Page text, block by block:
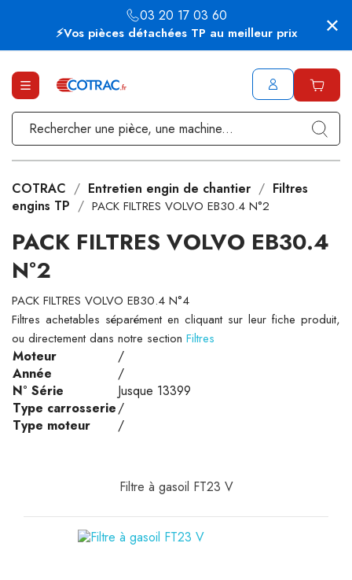
⚡Vos pièces détachées TP au meilleur prix
03 20 17 03 60
COTRAC Entretien engin de chantier
Filtres
engins TP
PACK FILTRES VOLVO EB30.4 N°2
PACK FILTRES VOLVO EB30.4
N°2
PACK FILTRES VOLVO EB30.4 N°4
Filtres achetables séparément en cliquant sur leur fiche produit,
ou directement dans notre section Filtres
Moteur
/
Année
/
N° Série
Jusque 13399
Type carrosserie/
Type moteur
/
Filtre à gasoil FT23 V